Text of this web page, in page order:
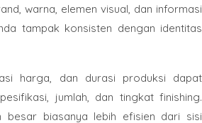
warna, elemen visual, dan informasi
tampak konsisten dengan identitas
harga, dan durasi produksi dapat
jumlah, dan tingkat finishing.
besar biasanya lebih efisien dari sisi